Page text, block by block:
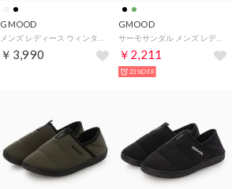
GMOOD
￥3,990
GMOOD
サーモサンダル メンズ レディース サボサン ボア あったか 保温 バムセ （アーミーグリーン）
￥2,211
23%OFF